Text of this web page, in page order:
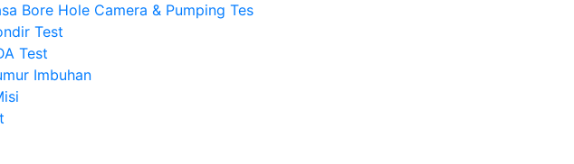
Bore Hole Camera & Pumping Tes
Test
Test
Imbuhan